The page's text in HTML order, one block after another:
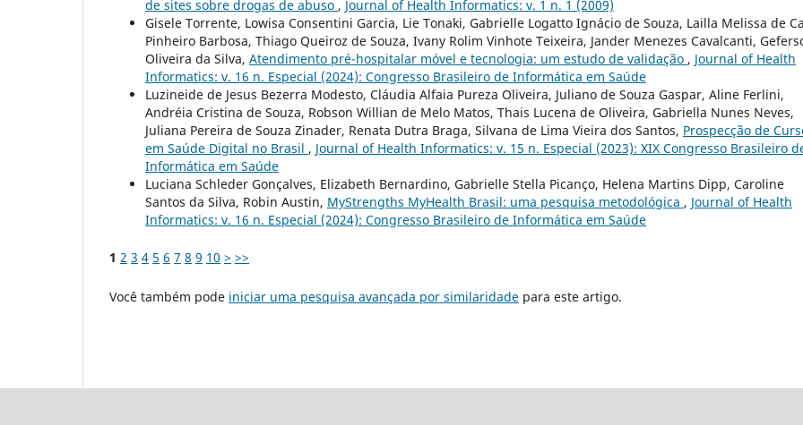
de sites sobre drogas de abuso , Journal of Health Informatics: v. 1 n. 1 (2009)
Gisele Torrente, Lowisa Consentini Garcia, Lie Tonaki, Gabrielle Logatto Ignácio de Souza, Lailla Melissa de
Pinheiro Barbosa, Thiago Queiroz de Souza, Ivany Rolim Vinhote Teixeira, Jander Menezes Cavalcanti,
Oliveira da Silva, Atendimento pré-hospitalar móvel e tecnologia: um estudo de validação , Journal of Health
Informatics: v. 16 n. Especial (2024): Congresso Brasileiro de Informática em Saúde
Luzineide de Jesus Bezerra Modesto, Cláudia Alfaia Pureza Oliveira, Juliano de Souza Gaspar, Aline Ferlini,
Andréia Cristina de Souza, Robson Willian de Melo Matos, Thais Lucena de Oliveira, Gabriella Nunes Neves,
Juliana Pereira de Souza Zinader, Renata Dutra Braga, Silvana de Lima Vieira dos Santos, Prospecção de
em Saúde Digital no Brasil , Journal of Health Informatics: v. 15 n. Especial (2023): XIX Congresso Brasileiro
Informática em Saúde
Luciana Schleder Gonçalves, Elizabeth Bernardino, Gabrielle Stella Picanço, Helena Martins Dipp, Caroline
Santos da Silva, Robin Austin, MyStrengths MyHealth Brasil: uma pesquisa metodológica , Journal of Health
Informatics: v. 16 n. Especial (2024): Congresso Brasileiro de Informática em Saúde
1 2 3 4 5 6 7 8 9 10 > >>
Você também pode iniciar uma pesquisa avançada por similaridade para este artigo.